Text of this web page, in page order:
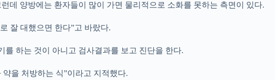
데 양방에는 환자들이 많이 가면 물리적으로 소화를 못하는 측면이 있다.
잘 대했으면 한다”고 바랐다.
를 하는 것이 아니고 검사결과를 보고 진단을 한다.
을 처방하는 식”이라고 지적했다.